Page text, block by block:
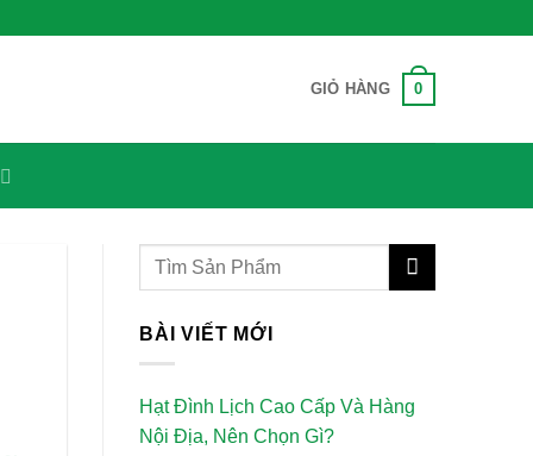
GIỎ HÀNG 0
BÀI VIẾT MỚI
Hạt Đình Lịch Cao Cấp Và Hàng
Nội Địa, Nên Chọn Gì?